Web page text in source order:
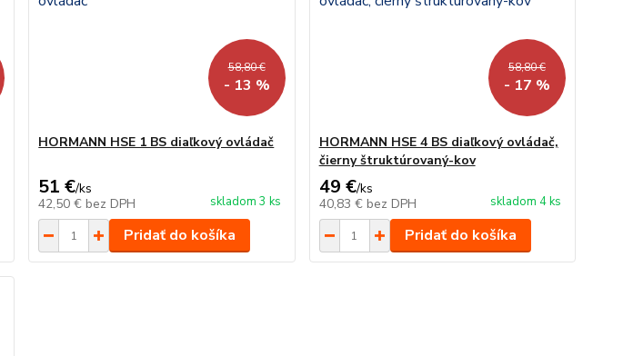
58,80 €
- 13 %
HORMANN HSE 1 BS diaľkový ovládač
51 €/ks
42,50 € bez DPH skladom 3 ks
Pridať do košíka
58,80 €
- 17 %
HORMANN HSE 4 BS diaľkový ovládač,
čierny štruktúrovaný-kov
49 €/ks
40,83 € bez DPH skladom 4 ks
Pridať do košíka